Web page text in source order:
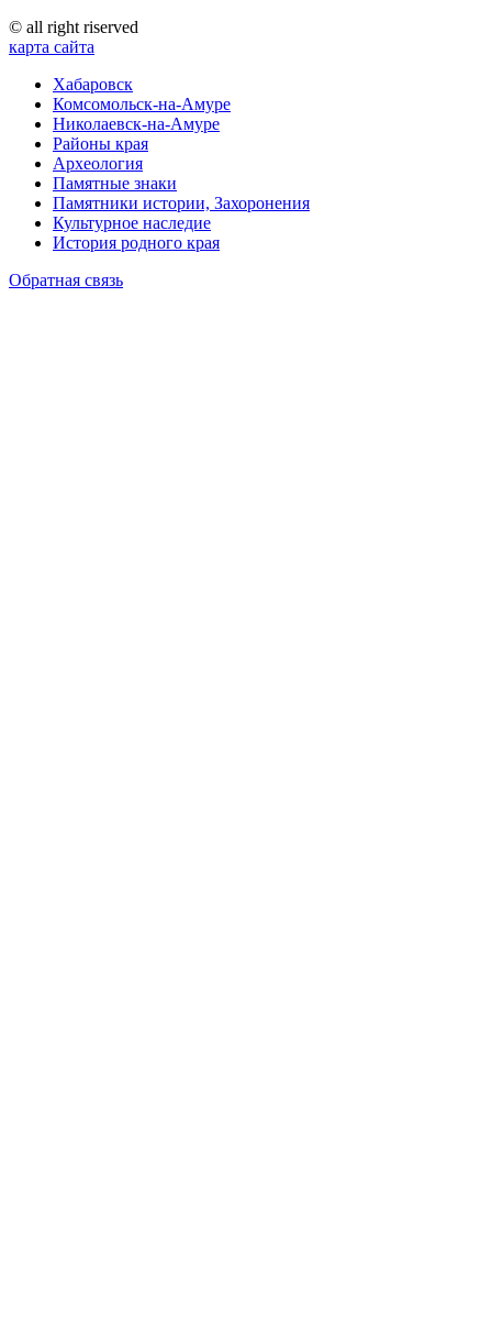
© all right riserved
карта сайта
Хабаровск
Комсомольск-на-Амуре
Николаевск-на-Амуре
Районы края
Археология
Памятные знаки
Памятники истории, Захоронения
Культурное наследие
История родного края
Обратная связь